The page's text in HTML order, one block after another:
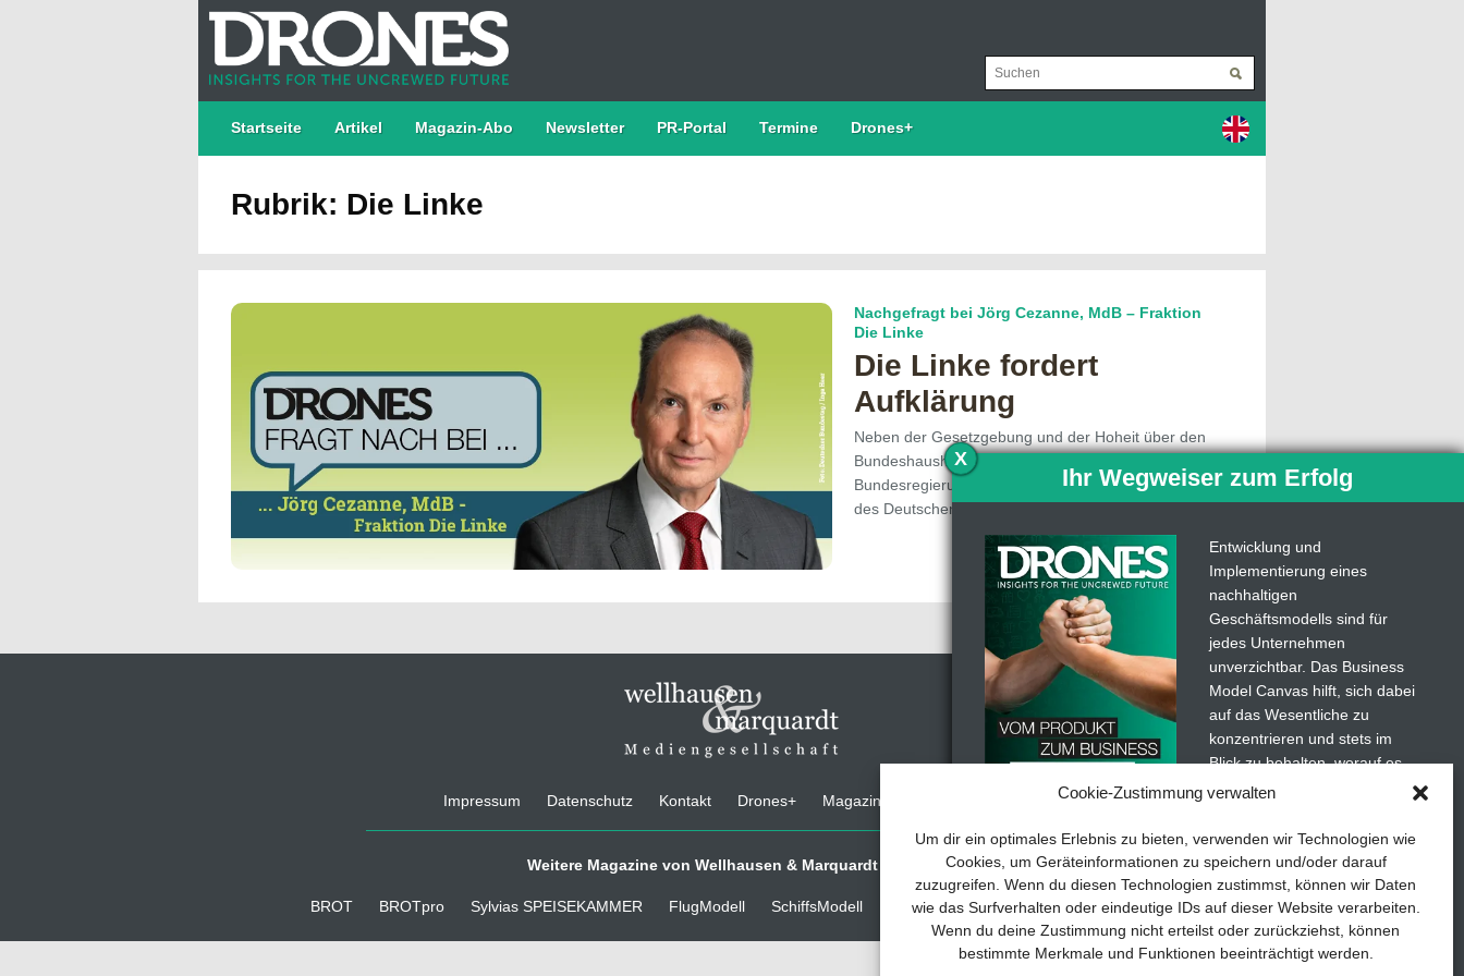
Cookie-Zustimmung verwalten
Um dir ein optimales Erlebnis zu bieten, verwenden wir Technologien wie
Cookies, um Geräteinformationen zu speichern und/oder darauf
zuzugreifen. Wenn du diesen Technologien zustimmst, können wir Daten
wie das Surfverhalten oder eindeutige IDs auf dieser Website verarbeiten.
Wenn du deine Zustimmung nicht erteilst oder zurückziehst, können
bestimmte Merkmale und Funktionen beeinträchtigt werden.
Startseite Artikel Magazin-Abo Newsletter PR-Portal Termine Drones+
Rubrik: Die Linke
Nachgefragt bei Jörg Cezanne, MdB – Fraktion
Die Linke
Die Linke fordert
Aufklärung
Neben der Gesetzgebung und der Hoheit über den
Bundeshaushalt ist die Kontrolle der
Bundesregierung eine der wesentlichen Aufgaben
des Deutschen
Impressum Datenschutz Kontakt Drones+ Magazin-Abo
Weitere Magazine von Wellhausen & Marquardt Medien
BROT BROTpro Sylvias SPEISEKAMMER FlugModell SchiffsModell TRUCKS & Details TEDDYS kreativ
X
Ihr Wegweiser zum Erfolg
Entwicklung und
Implementierung eines
nachhaltigen
Geschäftsmodells sind für
jedes Unternehmen
unverzichtbar. Das Business
Model Canvas hilft, sich dabei
auf das Wesentliche zu
konzentrieren und stets im
Blick zu behalten, worauf es
wirklich ankommt.
Abonnieren Sie unseren
kostenlosen Newsletter und
laden Sie den umfassenden
Leitfaden für KMU herunter:
„Vom Produkt zum Business:
Der Weg zum Erfolg mit dem